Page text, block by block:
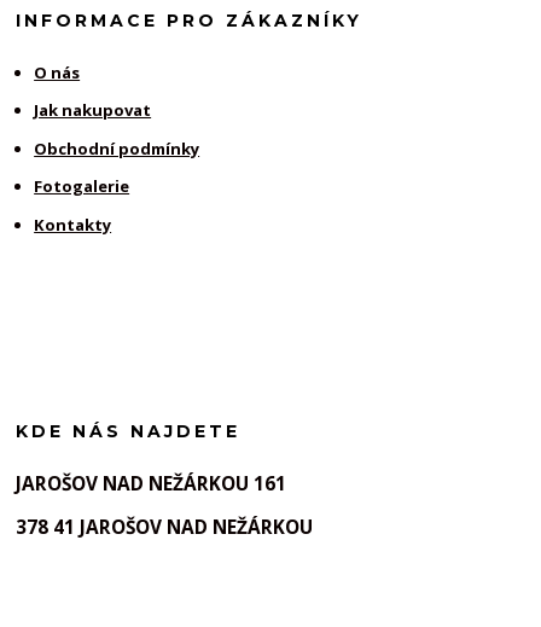
INFORMACE PRO ZÁKAZNÍKY
O nás
Jak nakupovat
Obchodní podmínky
Fotogalerie
Kontakty
KDE NÁS NAJDETE
JAROŠOV NAD NEŽÁRKOU 161
378 41 JAROŠOV NAD NEŽÁRKOU